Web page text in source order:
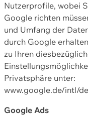
Nutzerprofile, wobei
Google richten
und Umfang der
durch Google
zu Ihren
Privatsphäre unter:
www.google.de/intl/
Google Ads